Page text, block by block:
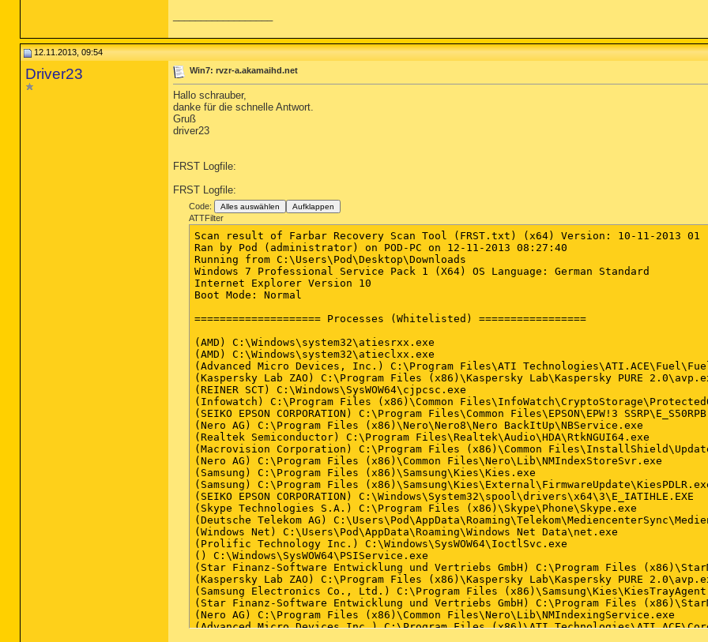
12.11.2013, 09:54
Driver23 Win7: rvzr-a.akamaihd.net
Hallo schrauber,
danke für die schnelle Antwort.
Gruß
driver23
FRST Logfile:
FRST Logfile:
Code: Alles auswählen Aufklappen
ATTFilter
Scan result of Farbar Recovery Scan Tool (FRST.txt) (x64) Version: 10-11-2013 01
Ran by Pod (administrator) on POD-PC on 12-11-2013 08:27:40
Running from C:\Users\Pod\Desktop\Downloads
Windows 7 Professional Service Pack 1 (X64) OS Language: German Standard
Internet Explorer Version 10
Boot Mode: Normal
==================== Processes (Whitelisted) =================
(AMD) C:\Windows\system32\atiesrxx.exe
(AMD) C:\Windows\system32\atieclxx.exe
(Advanced Micro Devices, Inc.) C:\Program Files\ATI
(Kaspersky Lab ZAO) C:\Program Files (x86)\Kaspersky Lab\Kaspersky PURE
(REINER SCT) C:\Windows\SysWOW64\cjpcsc.exe
(Infowatch) C:\Program Files (x86)\Common
(SEIKO EPSON CORPORATION) C:\Program Files\Common Files\EPSON\EPW!3
(Nero AG) C:\Program Files (x86)\Nero\Nero8\Nero BackItUp\NBService.exe
(Realtek Semiconductor) C:\Program Files\Realtek\Audio\HDA\RtkNGUI64.exe
(Macrovision Corporation) C:\Program Files (x86)\Common
(Nero AG) C:\Program Files (x86)\Common Files\Nero\Lib\NMIndexStoreSvr.exe
(Samsung) C:\Program Files (x86)\Samsung\Kies\Kies.exe
(Samsung) C:\Program Files
(SEIKO EPSON CORPORATION) C:\Windows\System32\spool\drivers\x64\3\E_IATIHLE.EXE
(Skype Technologies S.A.) C:\Program Files (x86)\Skype\Phone\Skype.exe
(Deutsche Telekom AG)
(Windows Net) C:\Users\Pod\AppData\Roaming\Windows Net Data\net.exe
(Prolific Technology Inc.) C:\Windows\SysWOW64\IoctlSvc.exe
() C:\Windows\SysWOW64\PSIService.exe
(Star Finanz-Software Entwicklung und Vertriebs GmbH) C:\Program Files
(Kaspersky Lab ZAO) C:\Program Files (x86)\Kaspersky Lab\Kaspersky PURE
(Samsung Electronics Co., Ltd.) C:\Program Files
(Star Finanz-Software Entwicklung und Vertriebs GmbH) C:\Program Files
(Nero AG) C:\Program Files (x86)\Common Files\Nero\Lib\NMIndexingService.exe
(Advanced Micro Devices Inc.) C:\Program Files (x86)\ATI